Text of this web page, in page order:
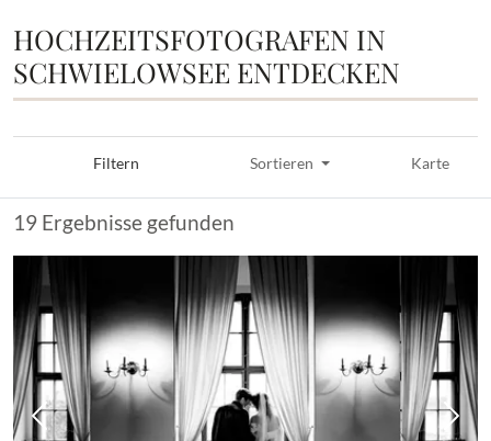
HOCHZEITSFOTOGRAFEN IN
SCHWIELOWSEE ENTDECKEN
Filtern Sortieren Karte
19 Ergebnisse gefunden
Vorheriges Bild